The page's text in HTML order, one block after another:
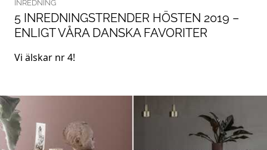
INREDNING
5 INREDNINGSTRENDER HÖSTEN 2019 –
ENLIGT VÅRA DANSKA FAVORITER
Vi älskar nr 4!